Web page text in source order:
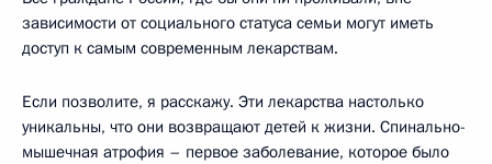
зависимости от социального статуса семьи могут иметь
доступ к самым современным лекарствам.
Если позволите, я расскажу. Эти лекарства настолько
уникальны, что они возвращают детей к жизни. Спинально-
мышечная атрофия – первое заболевание, которое было